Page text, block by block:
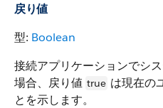
戻り値
型: Boolean
接続アプリケーションでシ
場合、戻り値 true は現在の
とを示します。